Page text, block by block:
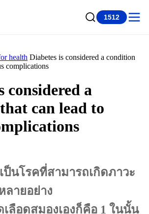
1512
health Diabetes is considered a condition
complications
considered a
can lead to
ป็นโรคที่สามารถเกิดภาวะ
ลายอย่าง
ลือดสมองเองก็คือ 1 ในนั้น